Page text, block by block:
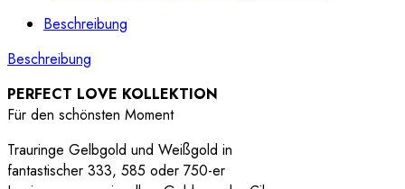
Beschreibung
Beschreibung
PERFECT LOVE KOLLEKTION
Für den schönsten Moment
Trauringe Gelbgold und Weißgold in
fantastischer 333, 585 oder 750-er